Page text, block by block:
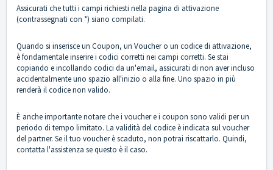
Assicurati che tutti i campi richiesti nella pagina di attivazione
(contrassegnati con *) siano compilati.
Quando si inserisce un Coupon, un Voucher o un codice di attivazione,
è fondamentale inserire i codici corretti nei campi corretti. Se stai
copiando e incollando codici da un'email, assicurati di non aver incluso
accidentalmente uno spazio all'inizio o alla fine. Uno spazio in più
renderà il codice non valido.
È anche importante notare che i voucher e i coupon sono validi per un
periodo di tempo limitato. La validità del codice è indicata sul voucher
del partner. Se il tuo voucher è scaduto, non potrai riscattarlo. Quindi,
contatta l'assistenza se questo è il caso.